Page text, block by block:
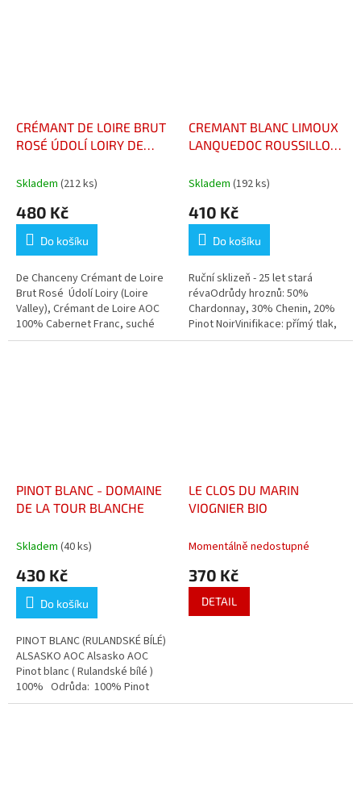
CRÉMANT DE LOIRE BRUT
ROSÉ ÚDOLÍ LOIRY DE
Skladem (212 ks)
480 Kč
Do košíku
De Chanceny Crémant de Loire
Brut Rosé Údolí Loiry (Loire
Valley), Crémant de Loire AOC
100% Cabernet Franc, suché
CREMANT BLANC LIMOUX
LANQUEDOC ROUSSILLON
Skladem (192 ks)
410 Kč
Do košíku
Ruční sklizeň - 25 let stará
révaOdrůdy hroznů: 50%
Chardonnay, 30% Chenin, 20%
Pinot NoirVinifikace: přímý tlak,
débbourage při 0°. Zrání 4 až 5
PINOT BLANC - DOMAINE
DE LA TOUR BLANCHE
Skladem (40 ks)
430 Kč
Do košíku
PINOT BLANC (RULANDSKÉ BÍLÉ)
ALSASKO AOC Alsasko AOC
Pinot blanc ( Rulandské bílé )
100% Odrůda: 100% Pinot
Blanc (Pinot Auxerrois)
LE CLOS DU MARIN
VIOGNIER BIO
Momentálně nedostupné
370 Kč
DETAIL